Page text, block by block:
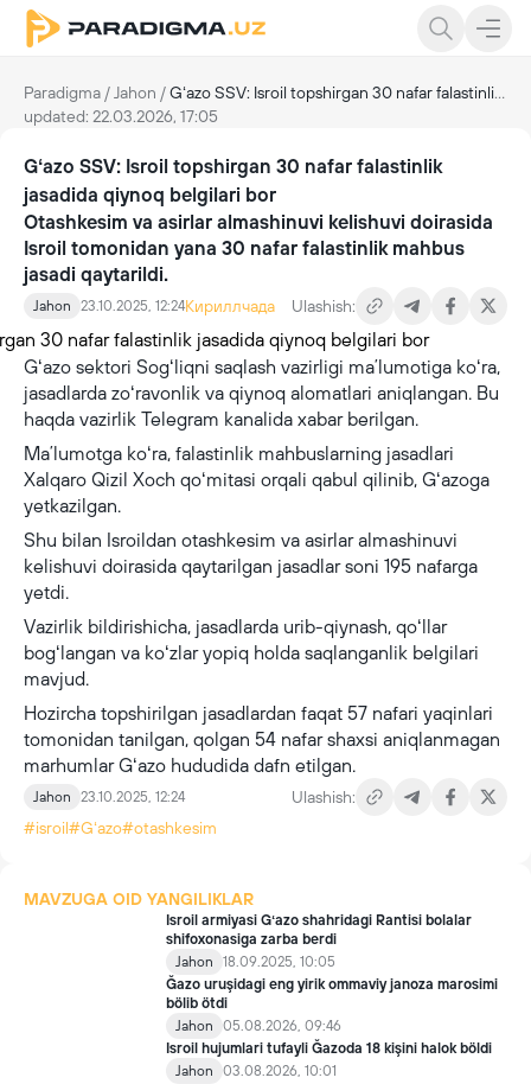
Paradigma / Jahon /Gʻazo SSV: Isroil topshirgan 30 nafar falastinlik jasadida qiynoq belgilari bor
updated: 22.03.2026, 17:05
Gʻazo SSV: Isroil topshirgan 30 nafar falastinlik
jasadida qiynoq belgilari bor
Otashkesim va asirlar almashinuvi kelishuvi doirasida
Isroil tomonidan yana 30 nafar falastinlik mahbus
jasadi qaytarildi.
Jahon 23.10.2025, 12:24Кириллчада Ulashish:
Gʻazo sektori Sogʻliqni saqlash vazirligi maʼlumotiga koʻra,
jasadlarda zoʻravonlik va qiynoq alomatlari aniqlangan. Bu
haqda vazirlik Telegram kanalida xabar berilgan.
Maʼlumotga koʻra, falastinlik mahbuslarning jasadlari
Xalqaro Qizil Xoch qoʻmitasi orqali qabul qilinib, Gʻazoga
yetkazilgan.
Shu bilan Isroildan otashkesim va asirlar almashinuvi
kelishuvi doirasida qaytarilgan jasadlar soni 195 nafarga
yetdi.
Vazirlik bildirishicha, jasadlarda urib-qiynash, qoʻllar
bogʻlangan va koʻzlar yopiq holda saqlanganlik belgilari
mavjud.
Hozircha topshirilgan jasadlardan faqat 57 nafari yaqinlari
tomonidan tanilgan, qolgan 54 nafar shaxsi aniqlanmagan
marhumlar Gʻazo hududida dafn etilgan.
Jahon 23.10.2025, 12:24
Ulashish:
#isroil#Gʻazo#otashkesim
MAVZUGA OID YANGILIKLAR
Isroil armiyasi Gʻazo shahridagi Rantisi bolalar
shifoxonasiga zarba berdi
Jahon
18.09.2025, 10:05
Ğazo uruşidagi eng yirik ommaviy janoza marosimi
bölib ötdi
Jahon
05.08.2026, 09:46
Isroil hujumlari tufayli Ğazoda 18 kişini halok böldi
Jahon
03.08.2026, 10:01